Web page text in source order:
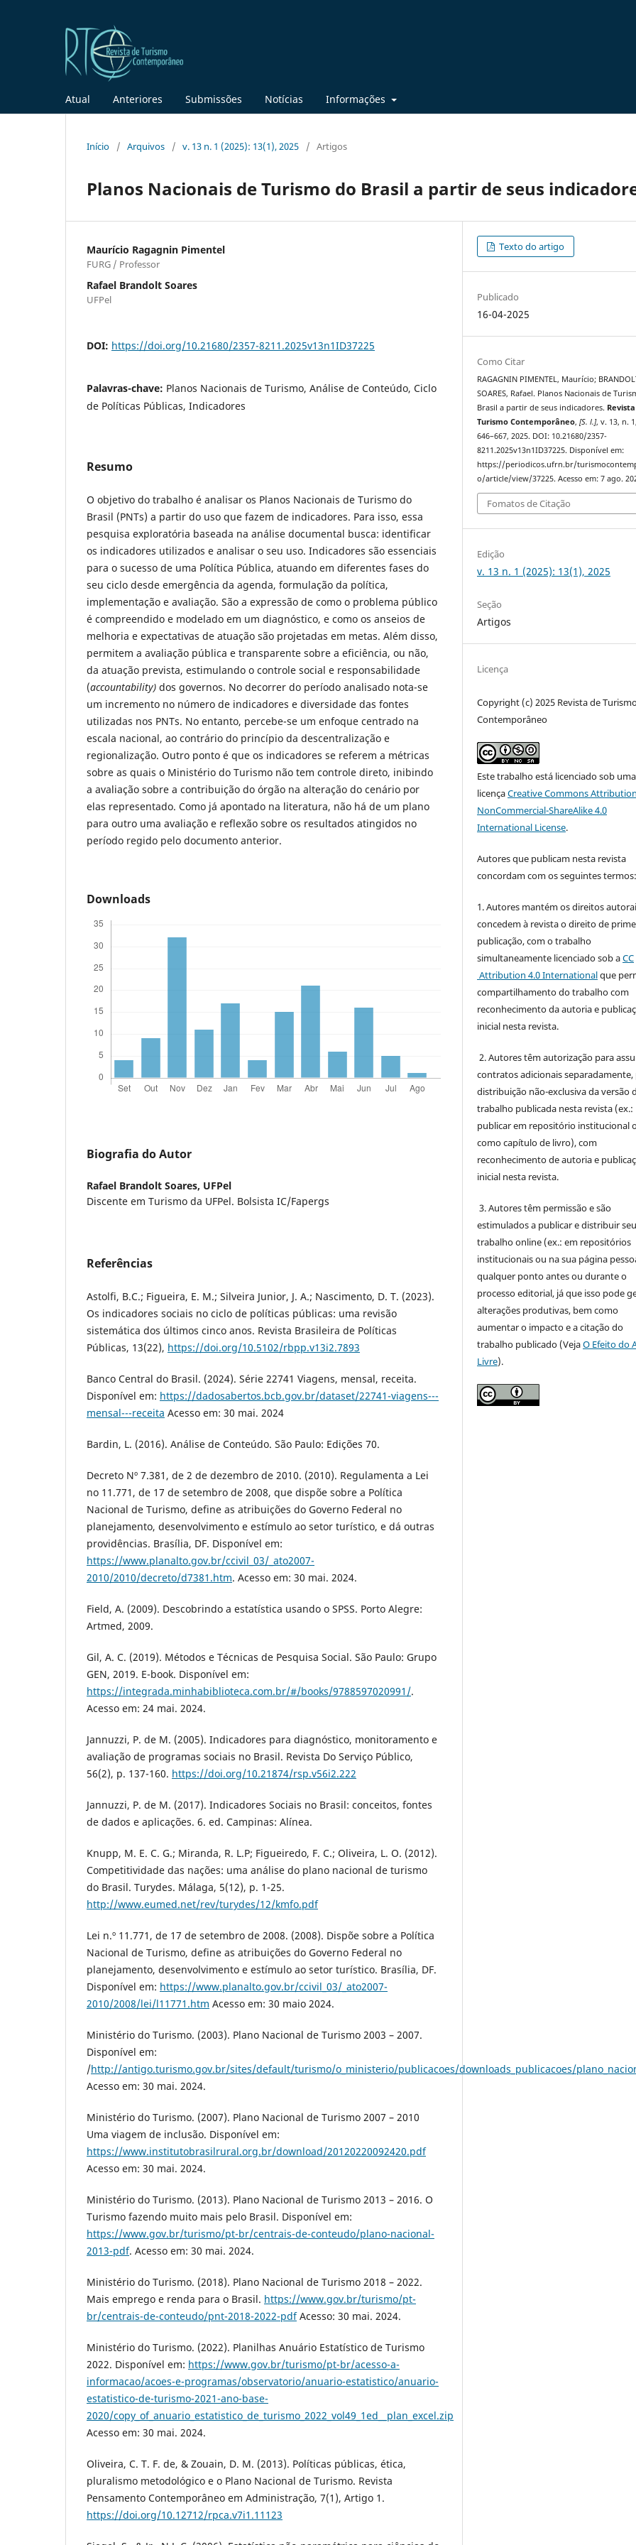
Atual Anteriores Submissões Notícias Informações
Início / Arquivos / v. 13 n. 1 (2025): 13(1), 2025 / Artigos
Planos Nacionais de Turismo do Brasil a partir de seus
Maurício Ragagnin Pimentel
FURG / Professor
Rafael Brandolt Soares
UFPel
DOI: https://doi.org/10.21680/2357-8211.2025v13n1ID37225
Palavras-chave: Planos Nacionais de Turismo, Análise de Conteúdo, Ciclo
de Políticas Públicas, Indicadores
Resumo
O objetivo do trabalho é analisar os Planos Nacionais de Turismo do
Brasil (PNTs) a partir do uso que fazem de indicadores. Para isso, essa
pesquisa exploratória baseada na análise documental busca: identificar
os indicadores utilizados e analisar o seu uso. Indicadores são essenciais
para o sucesso de uma Política Pública, atuando em diferentes fases do
seu ciclo desde emergência da agenda, formulação da política,
implementação e avaliação. São a expressão de como o problema público
é compreendido e modelado em um diagnóstico, e como os anseios de
melhoria e expectativas de atuação são projetadas em metas. Além disso,
permitem a avaliação pública e transparente sobre a eficiência, ou não,
da atuação prevista, estimulando o controle social e responsabilidade
(accountability) dos governos. No decorrer do período analisado nota-se
um incremento no número de indicadores e diversidade das fontes
utilizadas nos PNTs. No entanto, percebe-se um enfoque centrado na
escala nacional, ao contrário do princípio da descentralização e
regionalização. Outro ponto é que os indicadores se referem a métricas
sobre as quais o Ministério do Turismo não tem controle direto, inibindo
a avaliação sobre a contribuição do órgão na alteração do cenário por
elas representado. Como já apontado na literatura, não há de um plano
para outro uma avaliação e reflexão sobre os resultados atingidos no
período regido pelo documento anterior.
Downloads
Biografia do Autor
Rafael Brandolt Soares, UFPel
Discente em Turismo da UFPel. Bolsista IC/Fapergs
Referências
Astolfi, B.C.; Figueira, E. M.; Silveira Junior, J. A.; Nascimento, D. T. (2023).
Os indicadores sociais no ciclo de políticas públicas: uma revisão
sistemática dos últimos cinco anos. Revista Brasileira de Políticas
Públicas, 13(22), https://doi.org/10.5102/rbpp.v13i2.7893
Banco Central do Brasil. (2024). Série 22741 Viagens, mensal, receita.
Disponível em: https://dadosabertos.bcb.gov.br/dataset/22741-viagens---
mensal---receita Acesso em: 30 mai. 2024
Bardin, L. (2016). Análise de Conteúdo. São Paulo: Edições 70.
Decreto Nº 7.381, de 2 de dezembro de 2010. (2010). Regulamenta a Lei
no 11.771, de 17 de setembro de 2008, que dispõe sobre a Política
Nacional de Turismo, define as atribuições do Governo Federal no
planejamento, desenvolvimento e estímulo ao setor turístico, e dá outras
providências. Brasília, DF. Disponível em:
https://www.planalto.gov.br/ccivil_03/_ato2007-
2010/2010/decreto/d7381.htm. Acesso em: 30 mai. 2024.
Field, A. (2009). Descobrindo a estatística usando o SPSS. Porto Alegre:
Artmed, 2009.
Gil, A. C. (2019). Métodos e Técnicas de Pesquisa Social. São Paulo: Grupo
GEN, 2019. E-book. Disponível em:
https://integrada.minhabiblioteca.com.br/#/books/9788597020991/.
Acesso em: 24 mai. 2024.
Jannuzzi, P. de M. (2005). Indicadores para diagnóstico, monitoramento e
avaliação de programas sociais no Brasil. Revista Do Serviço Público,
56(2), p. 137-160. https://doi.org/10.21874/rsp.v56i2.222
Jannuzzi, P. de M. (2017). Indicadores Sociais no Brasil: conceitos, fontes
de dados e aplicações. 6. ed. Campinas: Alínea.
Knupp, M. E. C. G.; Miranda, R. L.P; Figueiredo, F. C.; Oliveira, L. O. (2012).
Competitividade das nações: uma análise do plano nacional de turismo
do Brasil. Turydes. Málaga, 5(12), p. 1-25.
http://www.eumed.net/rev/turydes/12/kmfo.pdf
Lei n.º 11.771, de 17 de setembro de 2008. (2008). Dispõe sobre a Política
Nacional de Turismo, define as atribuições do Governo Federal no
planejamento, desenvolvimento e estímulo ao setor turístico. Brasília, DF.
Disponível em: https://www.planalto.gov.br/ccivil_03/_ato2007-
2010/2008/lei/l11771.htm Acesso em: 30 maio 2024.
Ministério do Turismo. (2003). Plano Nacional de Turismo 2003 – 2007.
Disponível em:
/http://antigo.turismo.gov.br/sites/default/turismo/o_ministerio/publicacoes/downloads_publicacoes/
Acesso em: 30 mai. 2024.
Ministério do Turismo. (2007). Plano Nacional de Turismo 2007 – 2010
Uma viagem de inclusão. Disponível em:
https://www.institutobrasilrural.org.br/download/20120220092420.pdf
Acesso em: 30 mai. 2024.
Ministério do Turismo. (2013). Plano Nacional de Turismo 2013 – 2016. O
Turismo fazendo muito mais pelo Brasil. Disponível em:
https://www.gov.br/turismo/pt-br/centrais-de-conteudo/plano-nacional-
2013-pdf. Acesso em: 30 mai. 2024.
Ministério do Turismo. (2018). Plano Nacional de Turismo 2018 – 2022.
Mais emprego e renda para o Brasil. https://www.gov.br/turismo/pt-
br/centrais-de-conteudo/pnt-2018-2022-pdfAcesso: 30 mai. 2024.
Ministério do Turismo. (2022). Planilhas Anuário Estatístico de Turismo
2022. Disponível em: https://www.gov.br/turismo/pt-br/acesso-a-
informacao/acoes-e-programas/observatorio/anuario-estatistico/anuario-
estatistico-de-turismo-2021-ano-base-
2020/copy_of_anuario_estatistico_de_turismo_2022_vol49_1ed__plan_excel.zip
Acesso em: 30 mai. 2024.
Oliveira, C. T. F. de, & Zouain, D. M. (2013). Políticas públicas, ética,
pluralismo metodológico e o Plano Nacional de Turismo. Revista
Pensamento Contemporâneo em Administração, 7(1), Artigo 1.
https://doi.org/10.12712/rpca.v7i1.11123
Texto do artigo
Publicado
16-04-2025
Como Citar
RAGAGNIN PIMENTEL, Maurício;
SOARES, Rafael. Planos Nacionais de
Brasil a partir de seus indicadores.
Turismo Contemporâneo,[S. l.], v. 13, n.
646–667, 2025. DOI: 10.21680/2357-
8211.2025v13n1ID37225. Disponível em:
https://periodicos.ufrn.br/
o/article/view/37225. Acesso em: 7 ago.
Fomatos de Citação
Edição
v. 13 n. 1 (2025): 13(1), 2025
Seção
Artigos
Licença
Copyright (c) 2025 Revista de
Contemporâneo
Este trabalho está licenciado sob uma
licençaCreative Commons
NonCommercial-ShareAlike 4.0
International License.
Autores que publicam nesta revista
concordam com os seguintes termos:
1. Autores mantém os direitos
concedem à revista o direito de
publicação, com o trabalho
simultaneamente licenciado sob aCC
Attribution 4.0 Internationalque
compartilhamento do trabalho com
reconhecimento da autoria e
inicial nesta revista.
2. Autores têm autorização para
contratos adicionais separadamente,
distribuição não-exclusiva da versão
trabalho publicada nesta revista (ex.:
publicar em repositório institucional
como capítulo de livro), com
reconhecimento de autoria e
inicial nesta revista.
3. Autores têm permissão e são
estimulados a publicar e distribuir seu
trabalho online (ex.: em repositórios
institucionais ou na sua página
qualquer ponto antes ou durante o
processo editorial, já que isso pode
alterações produtivas, bem como
aumentar o impacto e a citação do
trabalho publicado (VejaO Efeito do
Livre).